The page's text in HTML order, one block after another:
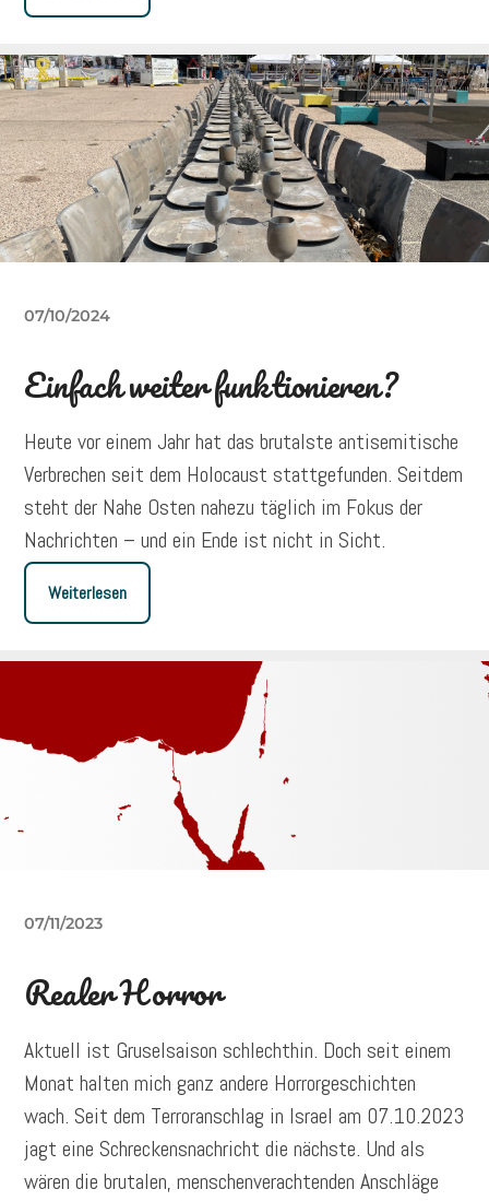
07/10/2024
Einfach weiter funktionieren?
Heute vor einem Jahr hat das brutalste antisemitische
Verbrechen seit dem Holocaust stattgefunden. Seitdem
steht der Nahe Osten nahezu täglich im Fokus der
Nachrichten – und ein Ende ist nicht in Sicht.
Weiterlesen
07/11/2023
Realer Horror
Aktuell ist Gruselsaison schlechthin. Doch seit einem
Monat halten mich ganz andere Horrorgeschichten
wach. Seit dem Terroranschlag in Israel am 07.10.2023
jagt eine Schreckensnachricht die nächste. Und als
wären die brutalen, menschenverachtenden Anschläge